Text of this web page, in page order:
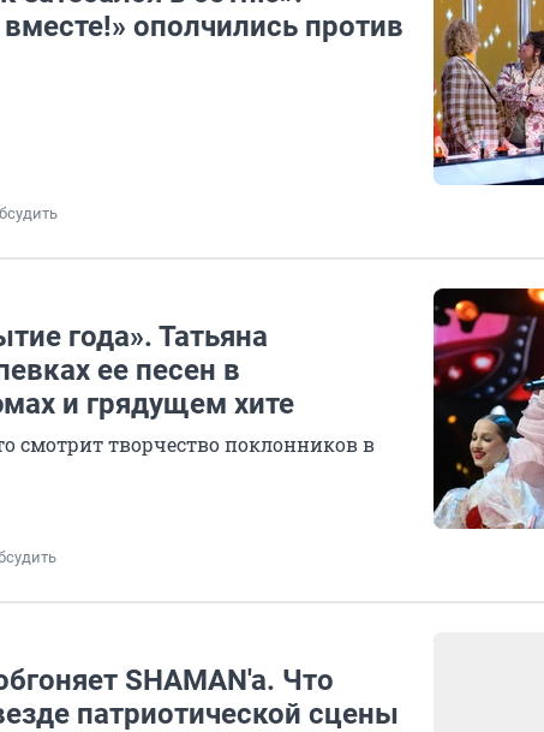
ополчились против
года». Татьяна
ее песен в
и грядущем хите
смотрит творчество поклонников в
SHAMAN'a. Что
патриотической сцены